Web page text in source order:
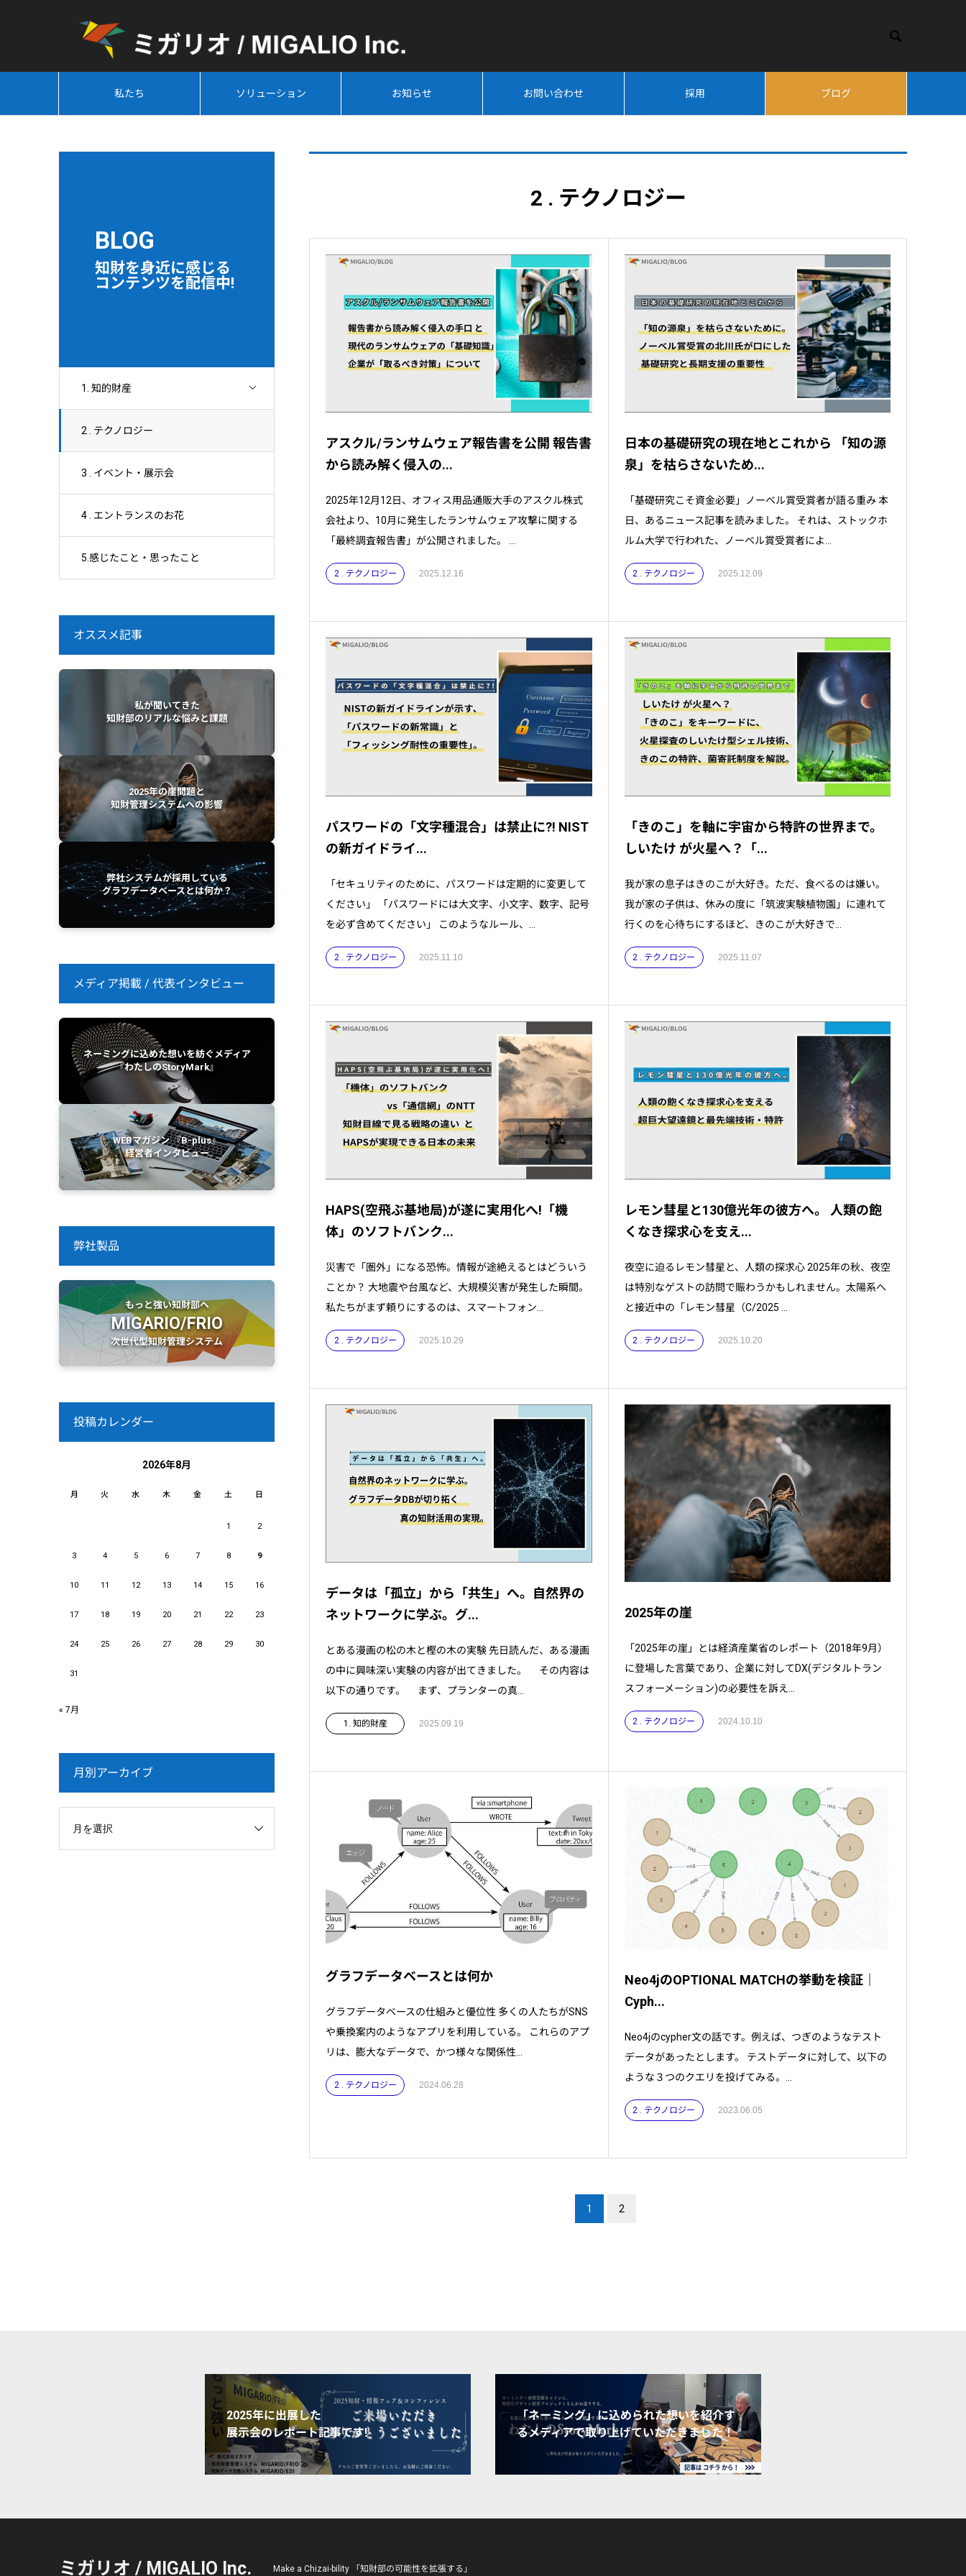

私たち ソリューション お知らせ お問い合わせ 採用 ブログ
BLOG
知財を身近に感じる
コンテンツを配信中!
1. 知的財産
2 . テクノロジー
3 . イベント・展示会
4 . エントランスのお花
5.感じたこと・思ったこと
2 . テクノロジー
アスクル/ランサムウェア報告書を公開 報告書
から読み解く侵入の...
2025年12月12日、オフィス用品通販大手のアスクル株式
会社より、10月に発生したランサムウェア攻撃に関する
「最終調査報告書」が公開されました。 ...
2 . テクノロジー 2025.12.16
日本の基礎研究の現在地とこれから 「知の源
泉」を枯らさないため...
「基礎研究こそ資金必要」ノーベル賞受賞者が語る重み 本
日、あるニュース記事を読みました。 それは、ストックホ
ルム大学で行われた、ノーベル賞受賞者によ...
2 . テクノロジー 2025.12.09
パスワードの「文字種混合」は禁止に?! NIST
の新ガイドライ...
「セキュリティのために、パスワードは定期的に変更して
ください」 「パスワードには大文字、小文字、数字、記号
を必ず含めてください」 このようなルール、...
2 . テクノロジー 2025.11.10
「きのこ」を軸に宇宙から特許の世界まで。
しいたけ が火星へ？「...
我が家の息子はきのこが大好き。ただ、食べるのは嫌い。
我が家の子供は、休みの度に「筑波実験植物園」に連れて
行くのを心待ちにするほど、きのこが大好きで...
2 . テクノロジー 2025.11.07
HAPS(空飛ぶ基地局)が遂に実用化へ!「機
体」のソフトバンク...
災害で「圏外」になる恐怖。情報が途絶えるとはどういう
ことか？ 大地震や台風など、大規模災害が発生した瞬間。
私たちがまず頼りにするのは、スマートフォン...
2 . テクノロジー 2025.10.29
レモン彗星と130億光年の彼方へ。 人類の飽
くなき探求心を支え...
夜空に迫るレモン彗星と、人類の探求心 2025年の秋、夜空
は特別なゲストの訪問で賑わうかもしれません。太陽系へ
と接近中の「レモン彗星（C/2025 ...
2 . テクノロジー 2025.10.20
データは「孤立」から「共生」へ。自然界の
ネットワークに学ぶ。グ...
とある漫画の松の木と樫の木の実験 先日読んだ、ある漫画
の中に興味深い実験の内容が出てきました。 その内容は
以下の通りです。 まず、プランターの真...
1. 知的財産 2025.09.19
2025年の崖
「2025年の崖」とは経済産業省のレポート（2018年9月）
に登場した言葉であり、企業に対してDX(デジタルトラン
スフォーメーション)の必要性を訴え...
2 . テクノロジー 2024.10.10
グラフデータベースとは何か
グラフデータベースの仕組みと優位性 多くの人たちがSNS
や乗換案内のようなアプリを利用している。 これらのアプ
リは、膨大なデータで、かつ様々な関係性...
2 . テクノロジー 2024.06.28
Neo4jのOPTIONAL MATCHの挙動を検証｜
Cyph...
Neo4jのcypher文の話です。例えば、つぎのようなテスト
データがあったとします。 テストデータに対して、以下の
ような３つのクエリを投げてみる。...
2 . テクノロジー 2023.06.05
1 2
オススメ記事
私が聞いてきた
知財部のリアルな悩みと課題
2025年の崖問題と
知財管理システムへの影響
弊社システムが採用している
グラフデータベースとは何か？
メディア掲載 / 代表インタビュー
ネーミングに込めた想いを紡ぐメディア
『わたしのStoryMark』
WEBマガジン 『B-plus』
経営者インタビュー
弊社製品
もっと強い知財部へ
MIGARIO/FRIO
次世代型知財管理システム
投稿カレンダー
2026年8月
月 火 水 木 金 土 日
1 2
3 4 5 6 7 8 9
10 11 12 13 14 15 16
17 18 19 20 21 22 23
24 25 26 27 28 29 30
31
« 7月
月別アーカイブ
2025年に出展した
展示会のレポート記事です!
「ネーミング」に込められた想いを紹介す
るメディアで取り上げていただきました！
ミガリオ / MIGALIO Inc. Make a Chizai-bility 「知財部の可能性を拡張する」